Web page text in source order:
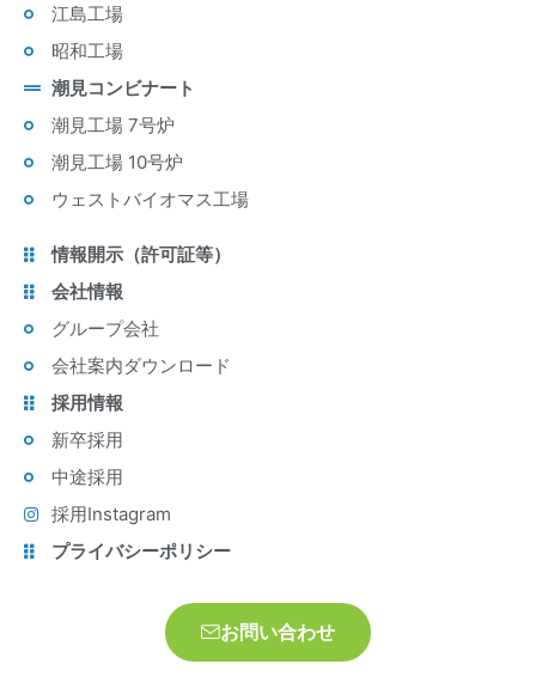
江島工場
昭和工場
潮見コンビナート
潮見工場 7号炉
潮見工場 10号炉
ウェストバイオマス工場
情報開示（許可証等）
会社情報
グループ会社
会社案内ダウンロード
採用情報
新卒採用
中途採用
採用Instagram
プライバシーポリシー
お問い合わせ